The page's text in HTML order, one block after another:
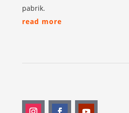
pabrik.
read more